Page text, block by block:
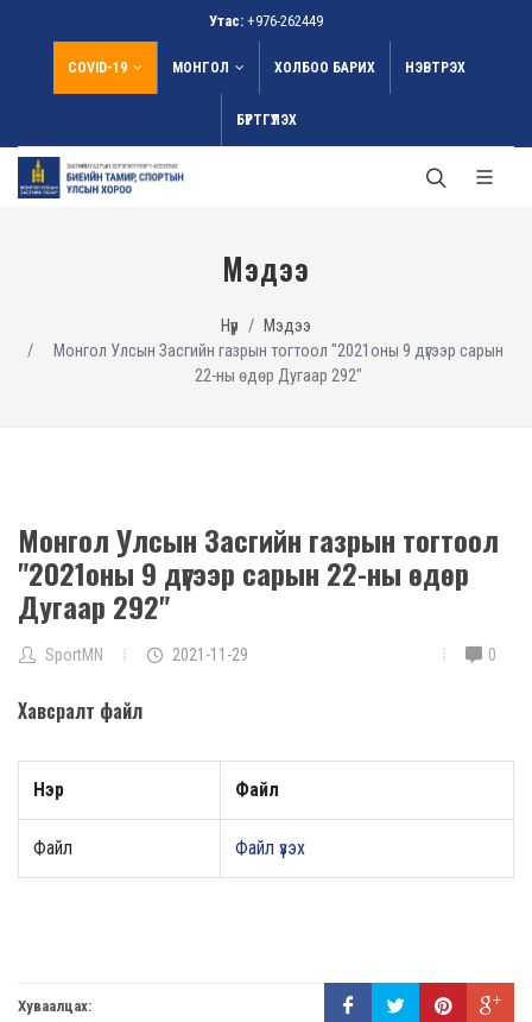
Утас: +976-262449
COVID-19 МОНГОЛ ХОЛБОО БАРИХ НЭВТРЭХ
БҮРТГҮҮЛЭХ
Мэдээ
Нүүр
Мэдээ
Монгол Улсын Засгийн газрын тогтоол "2021оны 9 дүгээр сарын
22-ны өдөр Дугаар 292"
Монгол Улсын Засгийн газрын тогтоол
"2021оны 9 дүгээр сарын 22-ны өдөр
Дугаар 292"
SportMN 2021-11-29 0
Хавсралт файл
Нэр Файл
Файл Файл үзэх
Хуваалцах: